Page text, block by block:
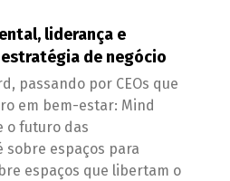
liderança e
de negócio
passando por CEOs que
em bem-estar: Mind
o futuro das
sobre espaços para
espaços que libertam o